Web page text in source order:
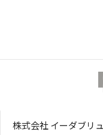
株式会社 イーダブリ